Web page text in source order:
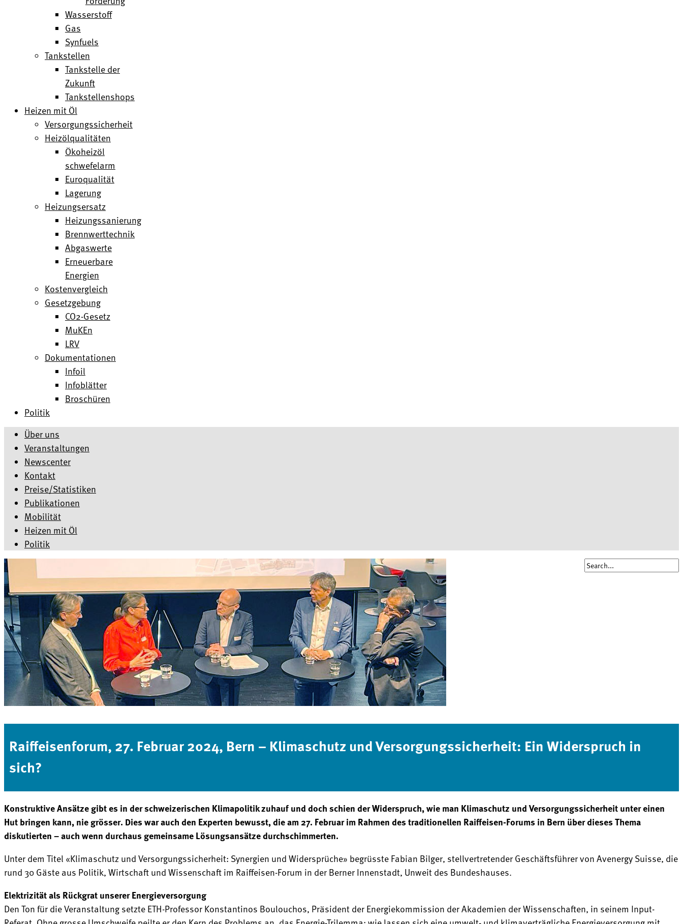
Wasserstoff
Gas
Synfuels
Tankstellen
Tankstelle der
Zukunft
Tankstellenshops
Heizen mit Öl
Versorgungssicherheit
Heizölqualitäten
Ökoheizöl
schwefelarm
Euroqualität
Lagerung
Heizungsersatz
Heizungssanierung
Brennwerttechnik
Abgaswerte
Erneuerbare
Energien
Kostenvergleich
Gesetzgebung
CO2-Gesetz
MuKEn
LRV
Dokumentationen
Infoil
Infoblätter
Broschüren
Politik
Über uns
Veranstaltungen
Newscenter
Kontakt
Preise/Statistiken
Publikationen
Mobilität
Heizen mit Öl
Politik
Raiffeisenforum, 27. Februar 2024, Bern – Klimaschutz und Versorgungssicherheit: Ein Widerspruch in
sich?
Konstruktive Ansätze gibt es in der schweizerischen Klimapolitik zuhauf und doch schien der Widerspruch, wie man Klimaschutz und Versorgungssicherheit unter einen
Hut bringen kann, nie grösser. Dies war auch den Experten bewusst, die am 27. Februar im Rahmen des traditionellen Raiffeisen-Forums in Bern über dieses Thema
diskutierten – auch wenn durchaus gemeinsame Lösungsansätze durchschimmerten.
Unter dem Titel «Klimaschutz und Versorgungssicherheit: Synergien und Widersprüche» begrüsste Fabian Bilger, stellvertretender Geschäftsführer von Avenergy Suisse, die
rund 30 Gäste aus Politik, Wirtschaft und Wissenschaft im Raiffeisen-Forum in der Berner Innenstadt, Unweit des Bundeshauses.
Elektrizität als Rückgrat unserer Energieversorgung
Den Ton für die Veranstaltung setzte ETH-Professor Konstantinos Boulouchos, Präsident der Energiekommission der Akademien der Wissenschaften, in seinem Input-